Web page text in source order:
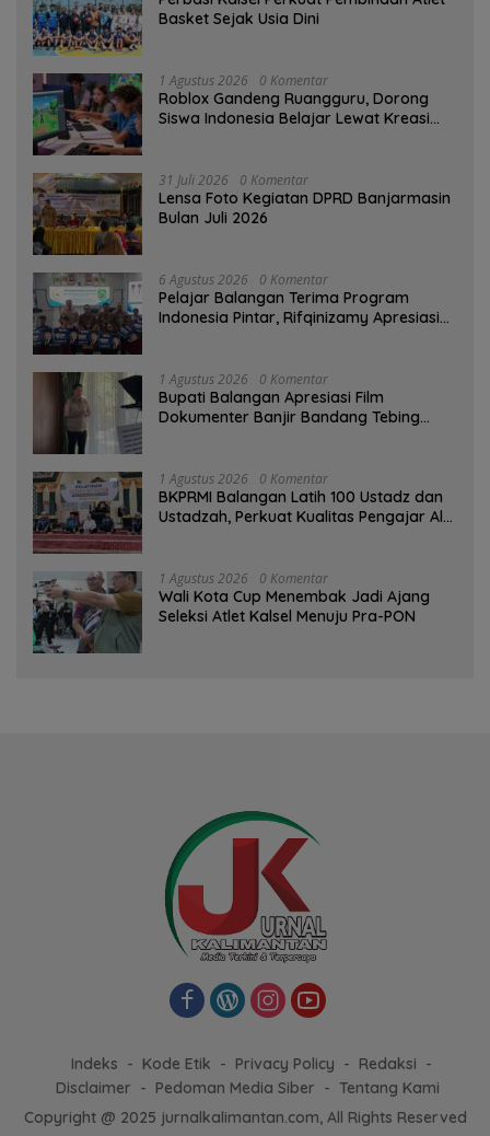
Basket Sejak Usia Dini
1 Agustus 2026 0 Komentar
Roblox Gandeng Ruangguru, Dorong
Siswa Indonesia Belajar Lewat Kreasi
31 Juli 2026 0 Komentar
Lensa Foto Kegiatan DPRD Banjarmasin
Bulan Juli 2026
6 Agustus 2026 0 Komentar
Pelajar Balangan Terima Program
Indonesia Pintar, Rifqinizamy Apresiasi
1 Agustus 2026 0 Komentar
Bupati Balangan Apresiasi Film
Dokumenter Banjir Bandang Tebing
1 Agustus 2026 0 Komentar
BKPRMI Balangan Latih 100 Ustadz dan
Ustadzah, Perkuat Kualitas Pengajar Al-
1 Agustus 2026 0 Komentar
Wali Kota Cup Menembak Jadi Ajang
Seleksi Atlet Kalsel Menuju Pra-PON
Indeks Kode Etik Privacy Policy
Redaksi
Disclaimer
Pedoman Media Siber
Tentang Kami
Copyright @ 2025 jurnalkalimantan.com, All Rights Reserved